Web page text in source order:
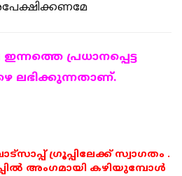
പ്രധാനപ്പെട്ട
ലഭിക്കുന്നതാണ്.
ഗ്രൂപ്പിലേക്ക് സ്വാഗതം .
അംഗമായി കഴിയുമ്പോൾ